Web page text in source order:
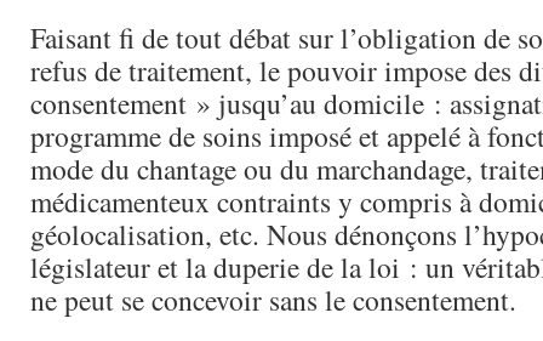
Faisant fi de tout débat sur l’obligation de
refus de traitement, le pouvoir impose des
consentement » jusqu’au domicile :
programme de soins imposé et appelé à
mode du chantage ou du marchandage,
médicamenteux contraints y compris à
géolocalisation, etc. Nous dénonçons
législateur et la duperie de la loi : un
ne peut se concevoir sans le consentement.